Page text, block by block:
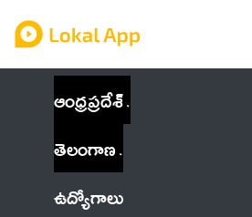
ఆంధ్రప్రదేశ్
తెలంగాణ
ఉద్యోగాలు